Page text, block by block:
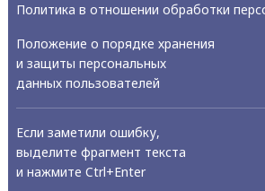
Политика в отношении обработки
Положение о порядке хранения
и защиты персональных
данных пользователей
Если заметили ошибку,
выделите фрагмент текста
и нажмите Ctrl+Enter